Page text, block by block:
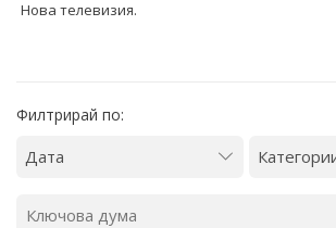
Нова телевизия.
Филтрирай по: